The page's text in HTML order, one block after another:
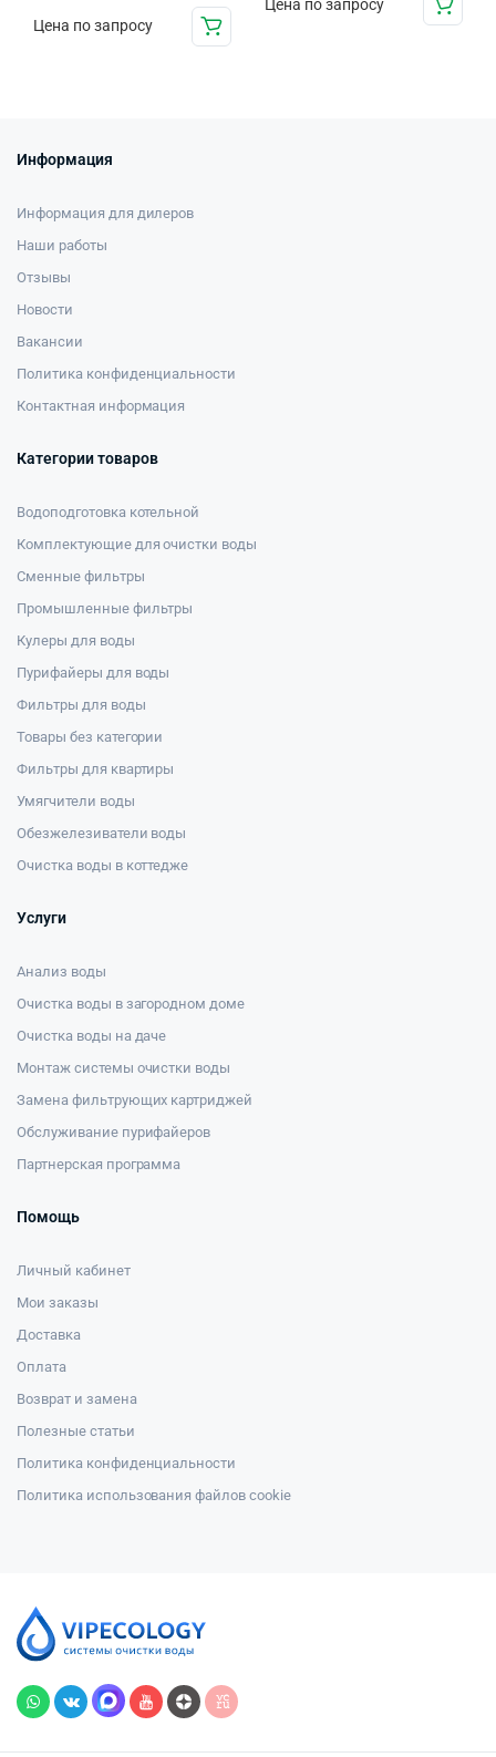
Цена по запросу
Цена по запросу
Информация
Информация для дилеров
Наши работы
Отзывы
Новости
Вакансии
Политика конфиденциальности
Контактная информация
Категории товаров
Водоподготовка котельной
Комплектующие для очистки воды
Сменные фильтры
Промышленные фильтры
Кулеры для воды
Пурифайеры для воды
Фильтры для воды
Товары без категории
Фильтры для квартиры
Умягчители воды
Обезжелезиватели воды
Очистка воды в коттедже
Услуги
Анализ воды
Очистка воды в загородном доме
Очистка воды на даче
Монтаж системы очистки воды
Замена фильтрующих картриджей
Обслуживание пурифайеров
Партнерская программа
Помощь
Личный кабинет
Мои заказы
Доставка
Оплата
Возврат и замена
Полезные статьи
Политика конфиденциальности
Политика использования файлов cookie